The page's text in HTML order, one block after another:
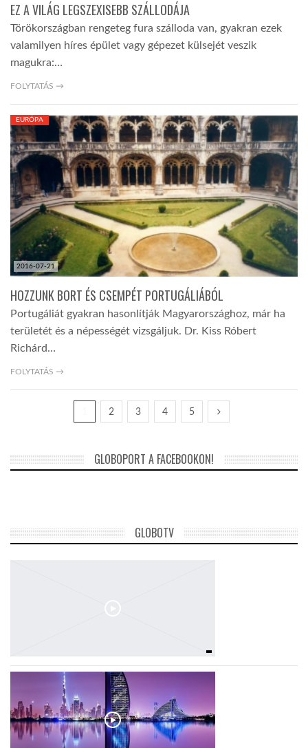
EZ A VILÁG LEGSZEXISEBB SZÁLLODÁJA
Törökországban rengeteg fura szálloda van, gyakran ezek
valamilyen híres épület vagy gépezet külsejét veszik
magukra:…
FOLYTATÁS →
2016-07-21
EURÓPA
HOZZUNK BORT ÉS CSEMPÉT PORTUGÁLIÁBÓL
Portugáliát gyakran hasonlítják Magyarországhoz, már ha
területét és a népességét vizsgáljuk. Dr. Kiss Róbert
Richárd…
FOLYTATÁS →
2 3 4 5
GLOBOPORT A FACEBOOKON!
GLOBOTV